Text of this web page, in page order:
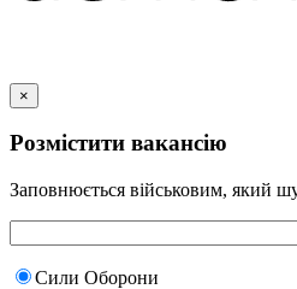
×
Розмістити вакансію
Заповнюється військовим, який
Сили Оборони